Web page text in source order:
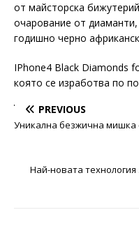
от майсторска
очарование от
годишно черно
IPhone4 Black Diamonds
която се изработва по
PREVIOUS
Уникална безжична мишка
Най-новата